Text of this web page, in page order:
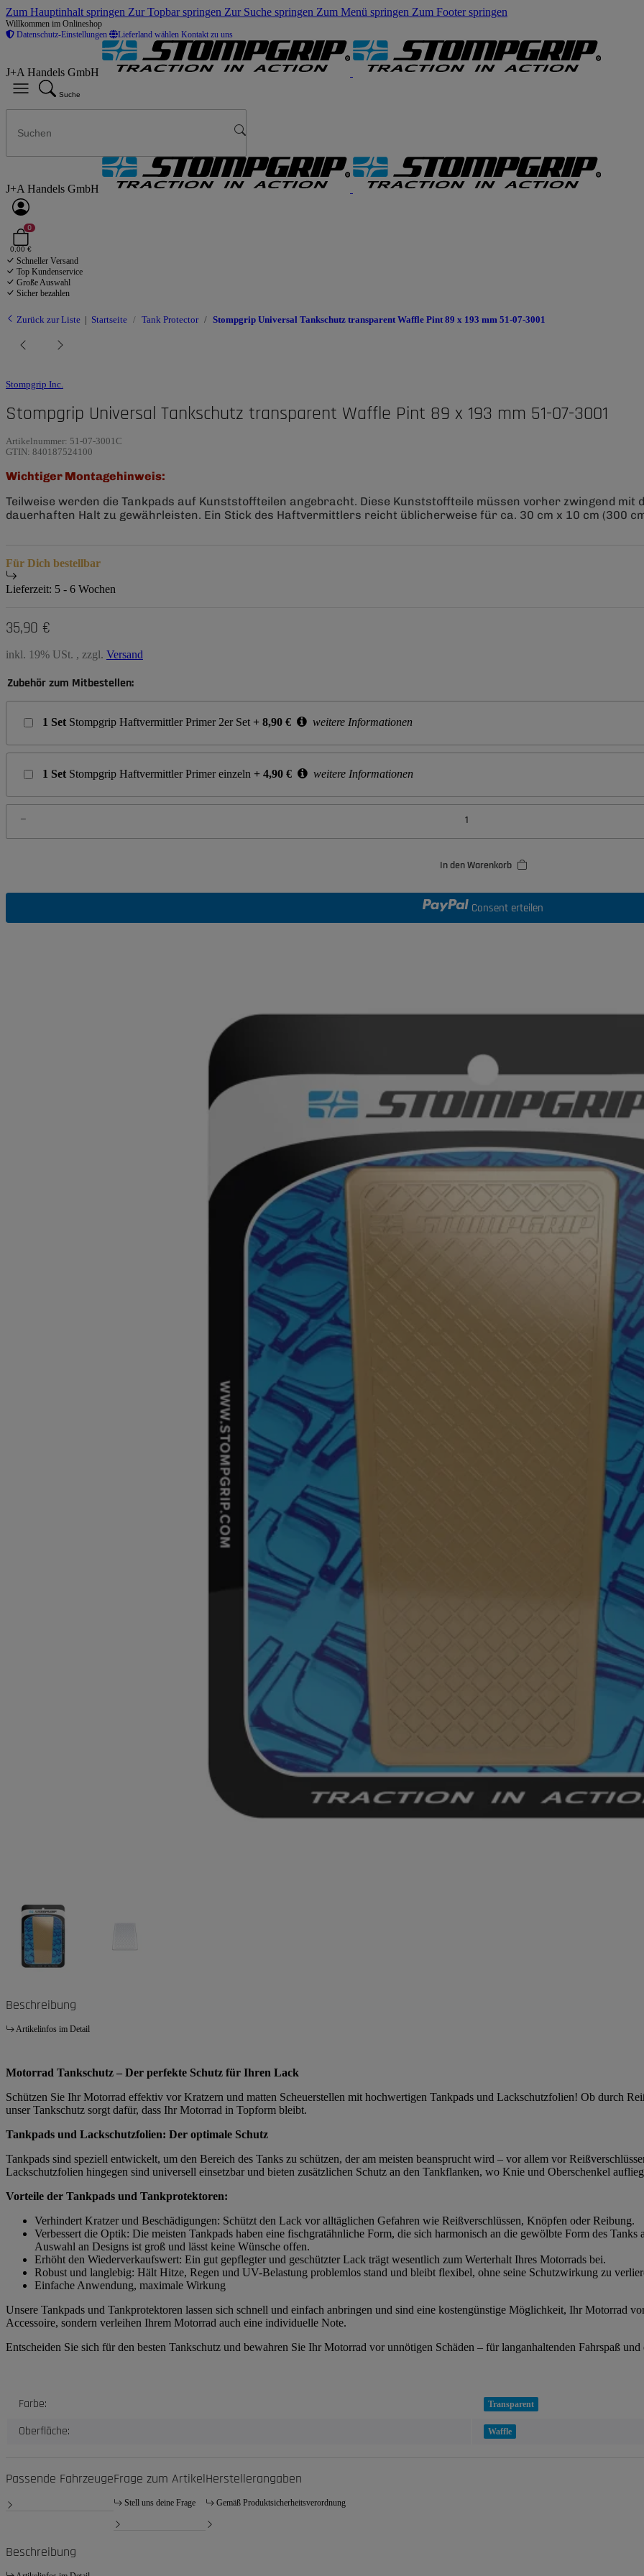
Zum Hauptinhalt springen Zur Topbar springen Zur Suche springen Zum Menü springen Zum Footer springen
Willkommen im Onlineshop
Datenschutz-Einstellungen
Lieferland wählen Kontakt zu uns
J+A Handels GmbH
Suche
J+A Handels GmbH
0
0,00 €
Schneller Versand
Top Kundenservice
Große Auswahl
Sicher bezahlen
Zurück zur Liste Startseite Tank Protector Stompgrip Universal Tankschutz transparent Waffle Pint 89 x 193 mm 51-07-3001
Stompgrip Inc.
Stompgrip Universal Tankschutz transparent Waffle Pint 89 x 193 mm 51-07-3001
Artikelnummer: 51-07-3001C
GTIN: 840187524100
Wichtiger Montagehinweis:
Teilweise werden die Tankpads auf Kunststoffteilen angebracht. Diese Kunststoffteile müssen vorher zwingend
dauerhaften Halt zu gewährleisten. Ein Stick des Haftvermittlers reicht üblicherweise für ca. 30 cm x 10 cm (300
Für Dich bestellbar
Lieferzeit: 5 - 6 Wochen
35,90 €
inkl. 19% USt. , zzgl. Versand
Zubehör zum Mitbestellen:
1 Set Stompgrip Haftvermittler Primer 2er Set + 8,90 € weitere Informationen
1 Set Stompgrip Haftvermittler Primer einzeln + 4,90 € weitere Informationen
In den Warenkorb
Consent erteilen
Beschreibung
Artikelinfos im Detail
Motorrad Tankschutz – Der perfekte Schutz für Ihren Lack
Schützen Sie Ihr Motorrad effektiv vor Kratzern und matten Scheuerstellen mit hochwertigen Tankpads und Lackschutzfolien! Ob durch
unser Tankschutz sorgt dafür, dass Ihr Motorrad in Topform bleibt.
Tankpads und Lackschutzfolien: Der optimale Schutz
Tankpads sind speziell entwickelt, um den Bereich des Tanks zu schützen, der am meisten beansprucht wird – vor allem vor
Lackschutzfolien hingegen sind universell einsetzbar und bieten zusätzlichen Schutz an den Tankflanken, wo Knie und Oberschenkel
Vorteile der Tankpads und Tankprotektoren:
Verhindert Kratzer und Beschädigungen: Schützt den Lack vor alltäglichen Gefahren wie Reißverschlüssen, Knöpfen oder Reibung.
Verbessert die Optik: Die meisten Tankpads haben eine fischgratähnliche Form, die sich harmonisch an die gewölbte Form des
Auswahl an Designs ist groß und lässt keine Wünsche offen.
Erhöht den Wiederverkaufswert: Ein gut gepflegter und geschützter Lack trägt wesentlich zum Werterhalt Ihres Motorrads bei.
Robust und langlebig: Hält Hitze, Regen und UV-Belastung problemlos stand und bleibt flexibel, ohne seine Schutzwirkung zu
Einfache Anwendung, maximale Wirkung
Unsere Tankpads und Tankprotektoren lassen sich schnell und einfach anbringen und sind eine kostengünstige Möglichkeit, Ihr Motorrad
Accessoire, sondern verleihen Ihrem Motorrad auch eine individuelle Note.
Entscheiden Sie sich für den besten Tankschutz und bewahren Sie Ihr Motorrad vor unnötigen Schäden – für langanhaltenden Fahrspaß
Produkteigenschaft
Wert
Farbe: Transparent
Oberfläche: Waffle
Passende FahrzeugeFrage zum Artikel
Stell uns deine Frage
Herstellerangaben
Gemäß Produktsicherheitsverordnung
Beschreibung